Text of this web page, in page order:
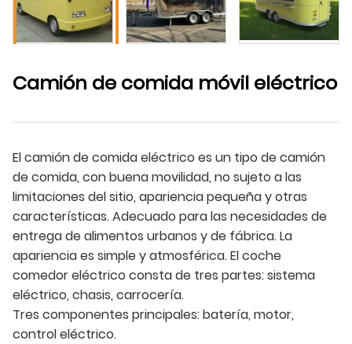
Camión de comida móvil eléctrico
El camión de comida eléctrico es un tipo de camión
de comida, con buena movilidad, no sujeto a las
limitaciones del sitio, apariencia pequeña y otras
características. Adecuado para las necesidades de
entrega de alimentos urbanos y de fábrica. La
apariencia es simple y atmosférica. El coche
comedor eléctrico consta de tres partes: sistema
eléctrico, chasis, carrocería.
Tres componentes principales: batería, motor,
control eléctrico.